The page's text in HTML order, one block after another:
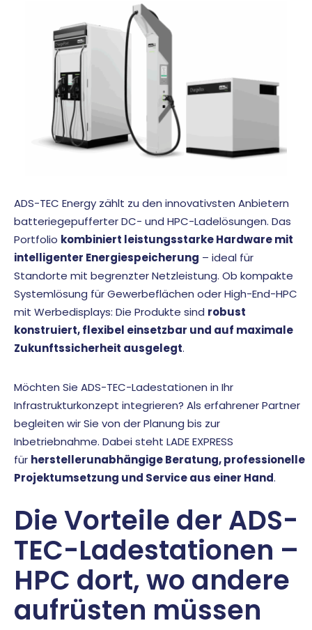
ADS-TEC Energy zählt zu den innovativsten Anbietern
batteriegepufferter DC- und HPC-Ladelösungen. Das
Portfolio kombiniert leistungsstarke Hardware mit
intelligenter Energiespeicherung – ideal für
Standorte mit begrenzter Netzleistung. Ob kompakte
Systemlösung für Gewerbeflächen oder High-End-HPC
mit Werbedisplays: Die Produkte sind robust
konstruiert, flexibel einsetzbar und auf maximale
Zukunftssicherheit ausgelegt.
Möchten Sie ADS-TEC-Ladestationen in Ihr
Infrastrukturkonzept integrieren? Als erfahrener Partner
begleiten wir Sie von der Planung bis zur
Inbetriebnahme. Dabei steht LADE EXPRESS
für herstellerunabhängige Beratung, professionelle
Projektumsetzung und Service aus einer Hand.
Die Vorteile der ADS-
TEC-Ladestationen –
HPC dort, wo andere
aufrüsten müssen